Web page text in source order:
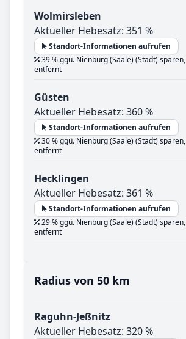
Wolmirsleben
Aktueller Hebesatz: 351 %
Standort-Informationen aufrufen
39 % ggü. Nienburg (Saale) (Stadt) sparen,
entfernt
Güsten
Aktueller Hebesatz: 360 %
Standort-Informationen aufrufen
30 % ggü. Nienburg (Saale) (Stadt) sparen,
entfernt
Hecklingen
Aktueller Hebesatz: 361 %
Standort-Informationen aufrufen
29 % ggü. Nienburg (Saale) (Stadt) sparen,
entfernt
Radius von 50 km
Raguhn-Jeßnitz
Aktueller Hebesatz: 320 %